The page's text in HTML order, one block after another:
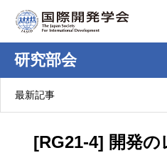
研究部会
最新記事
[RG21-4] 開発の